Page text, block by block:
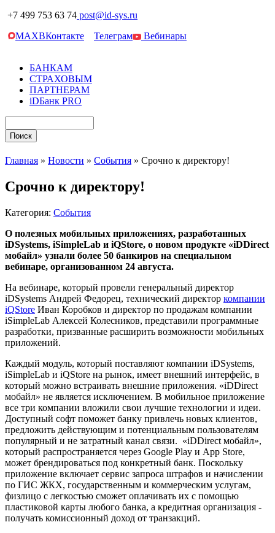
+7 499 753 63 74 post@id-sys.ru
MAXВКонтакте Телеграм Вебинары
БАНКАМ
СТРАХОВЫМ
ПАРТНЕРАМ
iDБанк PRO
Главная » Новости » События » Срочно к директору!
Срочно к директору!
Категория: События
О полезных мобильных приложениях, разработанных
iDSystems, iSimpleLab и iQStore, о новом продукте «iDDirect
мобайл» узнали более 50 банкиров на специальном
вебинаре, организованном 24 августа.
На вебинаре, который провели генеральный директор
iDSystems Андрей Федорец, технический директор компании
iQStore Иван Коробков и директор по продажам компании
iSimpleLab Алексей Колесников, представили программные
разработки, призванные расширить возможности мобильных
приложений.
Каждый модуль, который поставляют компании iDSystems,
iSimpleLab и iQStore на рынок, имеет внешний интерфейс, в
который можно встраивать внешние приложения. «iDDirect
мобайл» не является исключением. В мобильное приложение
все три компании вложили свои лучшие технологии и идеи.
Доступный софт поможет банку привлечь новых клиентов,
предложить действующим и потенциальным пользователям
популярный и не затратный канал связи. «iDDirect мобайл»,
который распространяется через Google Play и App Store,
может брендироваться под конкретный банк. Поскольку
приложение включает сервис запроса штрафов и начислении
по ГИС ЖКХ, государственным и коммерческим услугам,
физлицо с легкостью сможет оплачивать их с помощью
пластиковой карты любого банка, а кредитная организация -
получать комиссионный доход от транзакций.